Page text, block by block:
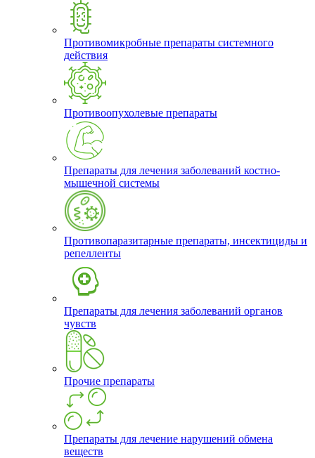
Противомикробные препараты системного
действия
Противоопухолевые препараты
Препараты для лечения заболеваний костно-
мышечной системы
Противопаразитарные препараты, инсектициды и
репелленты
Препараты для лечения заболеваний органов
чувств
Прочие препараты
Препараты для лечение нарушений обмена
веществ